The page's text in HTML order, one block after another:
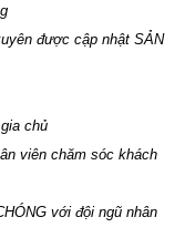
được cập nhật SẢN
chủ
viên chăm sóc khách
với đội ngũ nhân